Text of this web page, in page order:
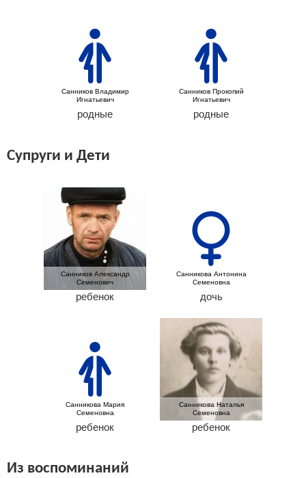
Санников Владимир
Игнатьевич
родные
Санников Прокопий
Игнатьевич
родные
Супруги и Дети
Санников Александр
Семенович
ребенок
Санникова Антонина
Семеновна
дочь
Санникова Мария
Семеновна
ребенок
Санникова Наталья
Семеновна
ребенок
Из воспоминаний